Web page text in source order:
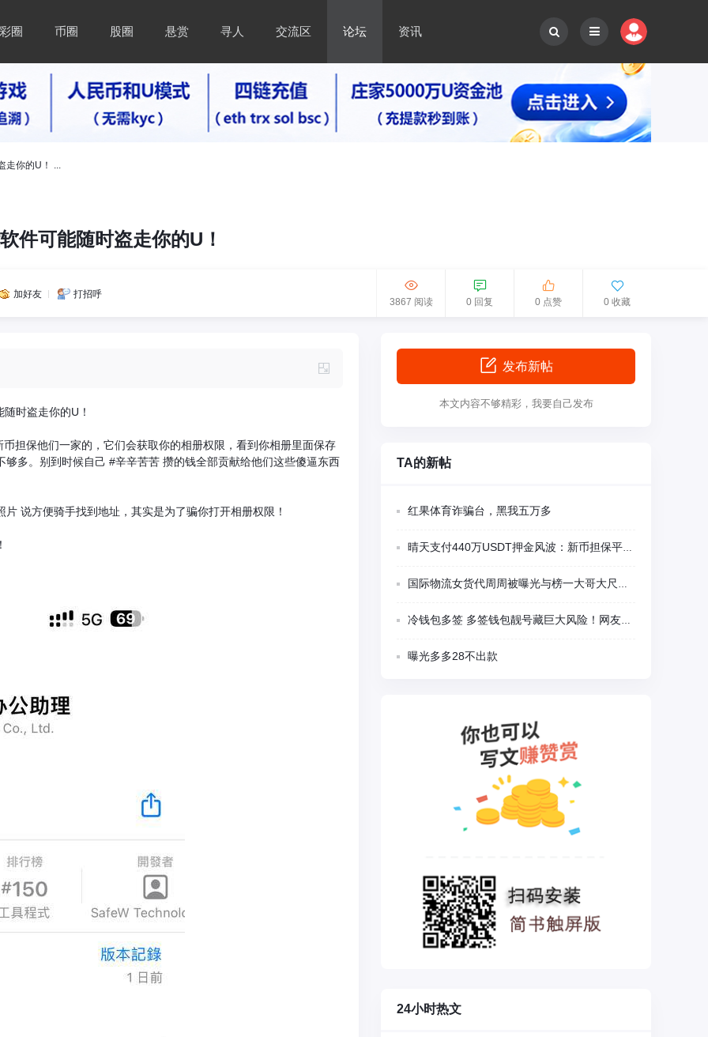
彩圈 币圈 股圈 悬赏 寻人 交流区 论坛 资讯
走你的U！ ...
件可能随时盗走你的U！
加好友 打招呼
3867 阅读 0 回复 0 点赞 0 收藏
时盗走你的U！
担保他们一家的，它们会获取你的相册权限，看到你相册里面保存
多。别到时候自己 #辛辛苦苦 攒的钱全部贡献给他们这些傻逼东西
说方便骑手找到地址，其实是为了骗你打开相册权限！
发布新帖
本文内容不够精彩，我要自己发布
TA的新帖
红果体育诈骗台，黑我五万多
晴天支付440万USDT押金风波：新币担保平台多项异常被集中质疑
国际物流女货代周周被曝光与榜一大哥大尺度视频聊天
冷钱包多签 多签钱包靓号藏巨大风险！网友千U刚转入瞬间被盗 卖家留后门精准蹲守
曝光多多28不出款
24小时热文